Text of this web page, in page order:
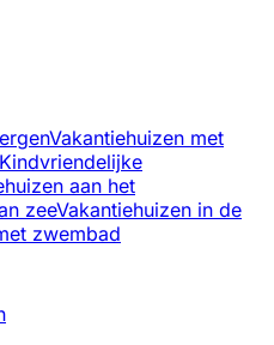
Vakantiehuizen met
Kindvriendelijke
aan het
zeeVakantiehuizen in de
zwembad